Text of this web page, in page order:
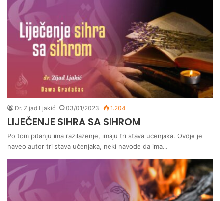
Dr. Zijad Ljakić 03/01/2023 1.204
LIJEČENJE SIHRA SA SIHROM
Po tom pitanju ima razilaženje, imaju tri stava učenjaka. Ovdje je
naveo autor tri stava učenjaka, neki navode da ima…